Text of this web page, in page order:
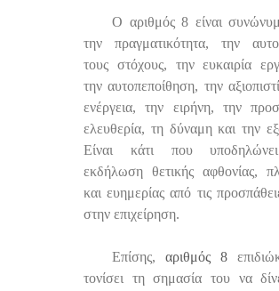
Ο αριθμός 8 είναι
την πραγματικότητα, την
τους στόχους, την ευκαιρία
την αυτοπεποίθηση, την
ενέργεια, την ειρήνη, την
ελευθερία, τη δύναμη και την
Είναι κάτι που
εκδήλωση θετικής αφθονίας,
και ευημερίας από τις
στην επιχείρηση.
Επίσης, αριθμός 8
τονίσει τη σημασία του να